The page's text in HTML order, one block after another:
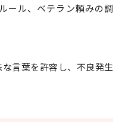
ール、ベテラン頼みの調
言葉を許容し、不良発生